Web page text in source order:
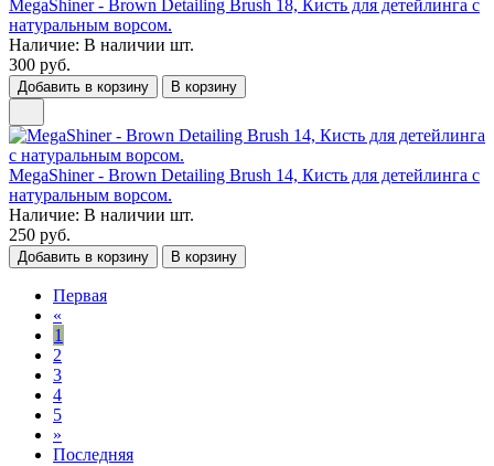
MegaShiner - Brown Detailing Brush 18, Кисть для детейлинга c
натуральным ворсом.
Наличие: В наличии шт.
300 руб.
Добавить в корзину В корзину
MegaShiner - Brown Detailing Brush 14, Кисть для детейлинга c
натуральным ворсом.
Наличие: В наличии шт.
250 руб.
Добавить в корзину В корзину
Первая
«
1
2
3
4
5
»
Последняя